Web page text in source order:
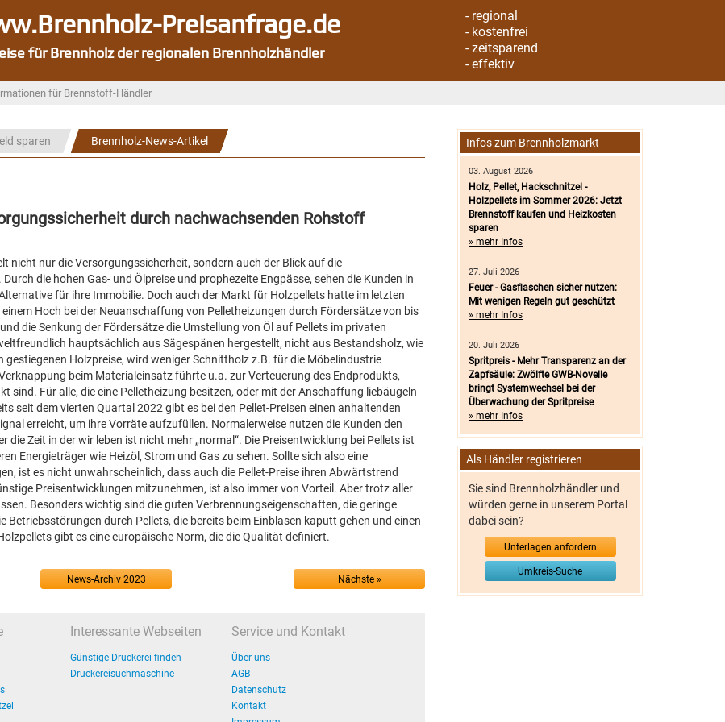
Preisanfrage.de
für Brennholz der regionalen Brennholzhändler
- regional
- kostenfrei
- zeitsparend
- effektiv
für Brennstoff-Händler
sparen Brennholz-News-Artikel
durch nachwachsenden Rohstoff
nicht nur die Versorgungssicherheit, sondern auch der Blick auf die
die hohen Gas- und Ölpreise und prophezeite Engpässe, sehen die Kunden in
für ihre Immobilie. Doch auch der Markt für Holzpellets hatte im letzten
Hoch bei der Neuanschaffung von Pelletheizungen durch Fördersätze von bis
die Senkung der Fördersätze die Umstellung von Öl auf Pellets im privaten
hauptsächlich aus Sägespänen hergestellt, nicht aus Bestandsholz, wie
Holzpreise, wird weniger Schnittholz z.B. für die Möbelindustrie
beim Materialeinsatz führte u.a. zur Verteuerung des Endprodukts,
sind. Für alle, die eine Pelletheizung besitzen, oder mit der Anschaffung liebäugeln
seit dem vierten Quartal 2022 gibt es bei den Pellet-Preisen einen anhaltenden
erreicht, um ihre Vorräte aufzufüllen. Normalerweise nutzen die Kunden den
Zeit in der wir leben ist nicht mehr „normal“. Die Preisentwicklung bei Pellets ist
Energieträger wie Heizöl, Strom und Gas zu sehen. Sollte sich also eine
ist es nicht unwahrscheinlich, dass auch die Pellet-Preise ihren Abwärtstrend
Preisentwicklungen mitzunehmen, ist also immer von Vorteil. Aber trotz aller
Besonders wichtig sind die guten Verbrennungseigenschaften, die geringe
Betriebsstörungen durch Pellets, die bereits beim Einblasen kaputt gehen und einen
gibt es eine europäische Norm, die die Qualität definiert.
News-Archiv 2023 Nächste »
Infos zum Brennholzmarkt
03. August 2026
Holz, Pellet, Hackschnitzel -
Holzpellets im Sommer 2026: Jetzt
Brennstoff kaufen und Heizkosten
sparen
» mehr Infos
27. Juli 2026
Feuer - Gasflaschen sicher nutzen:
Mit wenigen Regeln gut geschützt
» mehr Infos
20. Juli 2026
Spritpreis - Mehr Transparenz an der
Zapfsäule: Zwölfte GWB-Novelle
bringt Systemwechsel bei der
Überwachung der Spritpreise
» mehr Infos
Als Händler registrieren
Sie sind Brennholzhändler und
würden gerne in unserem Portal
dabei sein?
Unterlagen anfordern
Umkreis-Suche
Interessante Webseiten
Günstige Druckerei finden
Druckereisuchmaschine
Service und Kontakt
Über uns
AGB
Datenschutz
Kontakt